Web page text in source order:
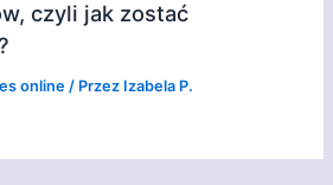
czyli jak zostać
online / Przez Izabela P.